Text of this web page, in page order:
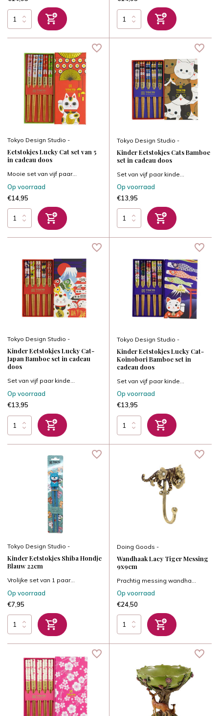
Tokyo Design Studio -
Eetstokjes Lucky Cat set van 5
in cadeau doos
Mooie set van vijf paar...
Op voorraad
€14,95
Tokyo Design Studio -
Kinder Eetstokjes Cats Bamboe
set in cadeau doos
Set van vijf paar kinde...
Op voorraad
€13,95
Tokyo Design Studio -
Kinder Eetstokjes Lucky Cat-
Japan Bamboe set in cadeau
doos
Set van vijf paar kinde...
Op voorraad
€13,95
Tokyo Design Studio -
Kinder Eetstokjes Lucky Cat-
Koinobori Bamboe set in
cadeau doos
Set van vijf paar kinde...
Op voorraad
€13,95
Tokyo Design Studio -
Kinder Eetstokjes Shiba Hondje
Blauw 22cm
Vrolijke set van 1 paar...
Op voorraad
€7,95
Doing Goods -
Wandhaak Lacy Tiger Messing
9x9cm
Prachtig messing wandha...
Op voorraad
€24,50